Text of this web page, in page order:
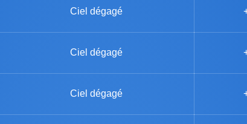
Ciel dégagé
Ciel dégagé
Ciel dégagé